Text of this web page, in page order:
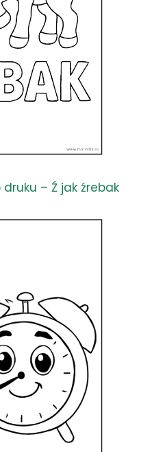
– Ź jak źrebak